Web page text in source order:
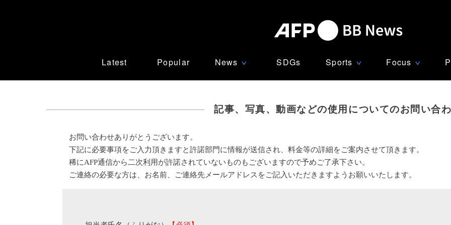
Latest Popular News ∨ SDGs Sports ∨ Focus ∨
記事、写真、動画などの使用についてのお問い合
お問い合わせありがとうございます。
下記に必要事項をご入力頂きますと許諾部門に情報が送信され、料金等の詳細をご案内させて頂きます。
稀にAFP通信から二次利用が許諾されていないものもございますので予めご了承下さい。
ご連絡の必要な方は、お名前、ご連絡先メールアドレスをご記入いただきますようお願いいたします。